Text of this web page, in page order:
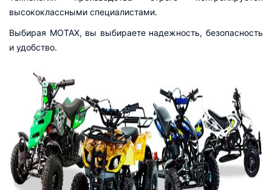
высококлассными специалистами.
Выбирая MOTAX, вы выбираете надежность, безопасность
и удобство.